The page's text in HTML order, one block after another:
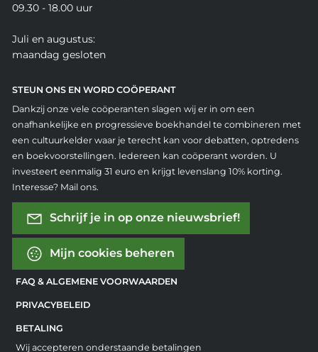
09.30 - 18.00 uur
Juli en augustus:
maandag gesloten
STEUN ONS EN WORD COÖPERANT
Dankzij onze vele coöperanten slagen wij er in om een
onafhankelijke en progressieve boekhandel te combineren met
een cultuurkelder waar je terecht kan voor debatten, optredens
en boekvoorstellingen. Iedereen kan coöperant worden. U
investeert eenmalig 31 euro en krijgt levenslang 10% korting.
Interesse? Mail ons.
Schrijf je in op onze nieuwsbrief!
Mijn cookies beheren
FAQ & ALGEMENE VOORWAARDEN
PRIVACYBELEID
BETALING
Wij accepteren onderstaande betalingen